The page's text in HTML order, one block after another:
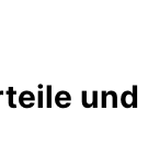
und